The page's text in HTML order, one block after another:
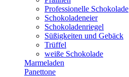
Professionelle Schokolade
Schokoladeneier
Schokoladenriegel
Süßigkeiten und Gebäck
Trüffel
weiße Schokolade
Marmeladen
Panettone